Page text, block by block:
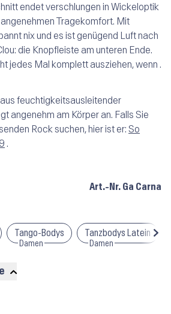
endet verschlungen in Wickeloptik
Tragekomfort. Mit
nix und es ist genügend Luft nach
die Knopfleiste am unteren Ende.
jedes Mal komplett ausziehen, wenn .
feuchtigkeitsausleitender
angenehm am Körper an. Falls Sie
Rock suchen, hier ist er: So
.
Art.-Nr. Ga Carna
Tango-Bodys
Damen
Tanzbodys Latein
Damen